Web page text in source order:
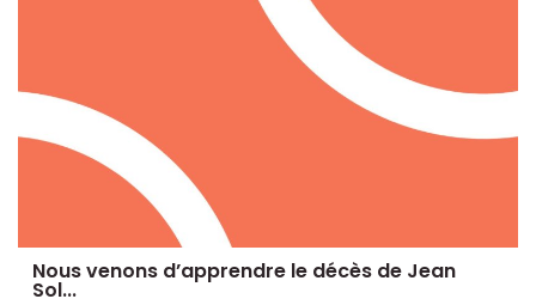
Nous venons d’apprendre le décès de Jean
Sol...